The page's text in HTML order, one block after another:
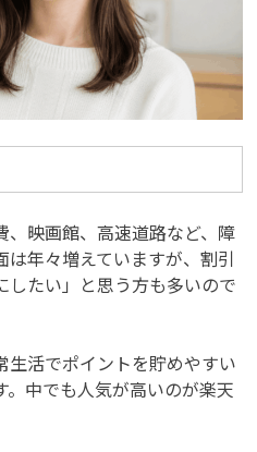
、映画館、高速道路など、障
年々増えていますが、割引
したい」と思う方も多いので
生活でポイントを貯めやすい
中でも人気が高いのが楽天